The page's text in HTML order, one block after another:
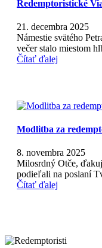
Redemptoristické
21. decembra 2025
Námestie svätého
večer stalo miestom
Čítať ďalej
Modlitba za
8. novembra 2025
Milosrdný Otče,
podieľali na poslaní
Čítať ďalej